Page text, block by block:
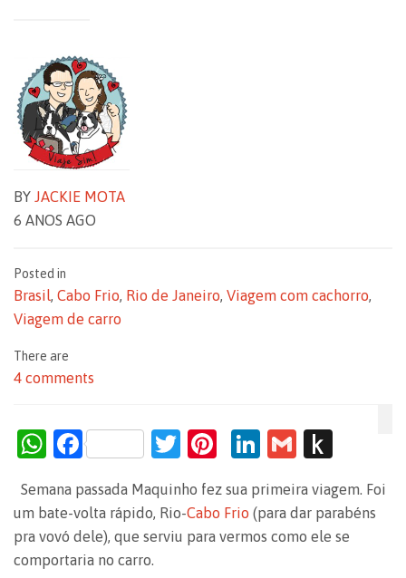
BY JACKIE MOTA
6 ANOS AGO
Posted in
Brasil, Cabo Frio, Rio de Janeiro, Viagem com cachorro,
Viagem de carro
There are
4 comments
W
at
s
A
F
c
e
b
T
itt
er
Pi
er
es
Li
k
e
G
ai
l
h
to
Semana passada Maquinho fez sua primeira viagem. Foi
um bate-volta rápido, Rio-Cabo Frio (para dar parabéns
pra vovó dele), que serviu para vermos como ele se
comportaria no carro.